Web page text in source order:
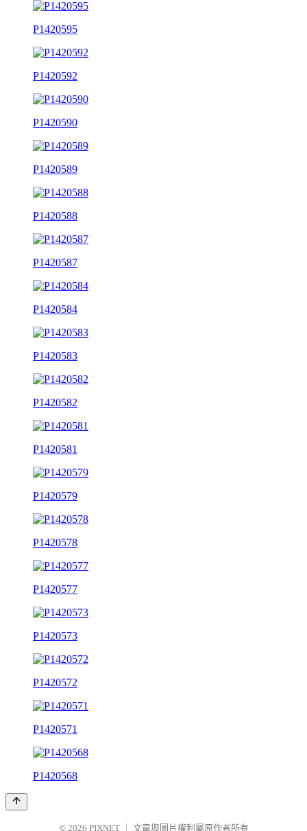
P1420595
P1420592
P1420590
P1420589
P1420588
P1420587
P1420584
P1420583
P1420582
P1420581
P1420579
P1420578
P1420577
P1420573
P1420572
P1420571
P1420568
© 2026 PIXNET 文章與圖片權利屬原作者所有